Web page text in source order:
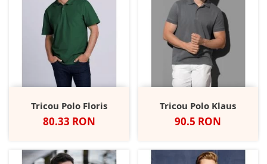
Tricou Polo Floris
Pret
80.33 RON
Tricou Polo Klaus
Pret
90.5 RON